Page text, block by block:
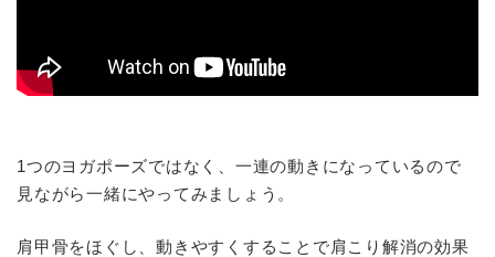
1つのヨガポーズではなく、一連の動きになっているので
見ながら一緒にやってみましょう。
肩甲骨をほぐし、動きやすくすることで肩こり解消の効果